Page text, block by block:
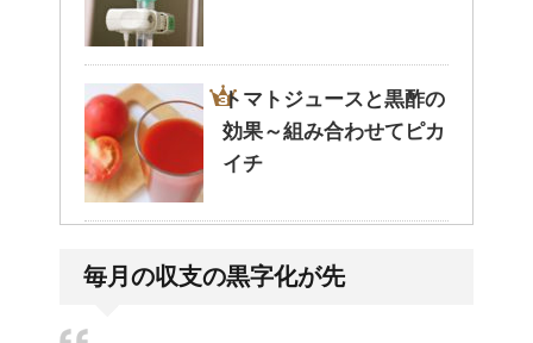
トマトジュースと黒酢の
効果～組み合わせてピカ
イチ
や予兆の3パターン
毎月の収支の黒字化が先